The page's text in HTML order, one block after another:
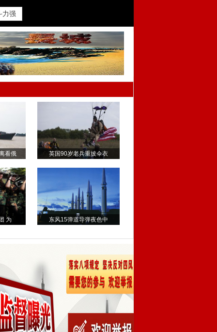
力强
看俄 英国90岁老兵重披伞衣
为 东风15弹道导弹夜色中